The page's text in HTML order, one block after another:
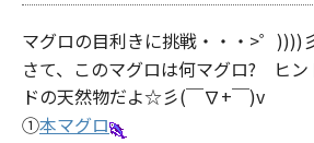
マグロの目利きに挑戦・・・>゜
さて、このマグロは何マグロ? ヒン
ドの天然物だよ☆彡(￣∇+￣)v
①本マグロ